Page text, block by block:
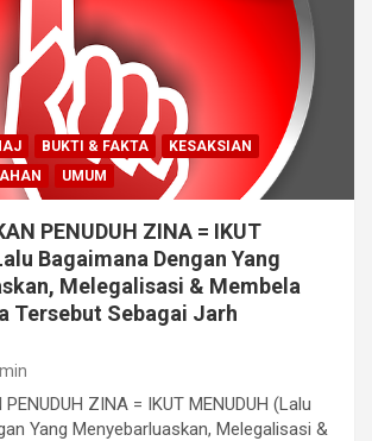
BUKTI & FAKTA
KESAKSIAN
UMUM
PENUDUH ZINA = IKUT
Bagaimana Dengan Yang
Melegalisasi & Membela
Tersebut Sebagai Jarh
ZINA = IKUT MENUDUH (Lalu
Yang Menyebarluaskan, Melegalisasi &